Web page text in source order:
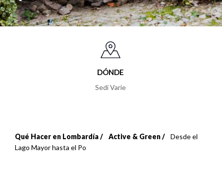
DÓNDE
Sedi Varie
Sobrescribir
Qué Hacer en Lombardía Active & Green
Desde el
Lago Mayor hasta el Po